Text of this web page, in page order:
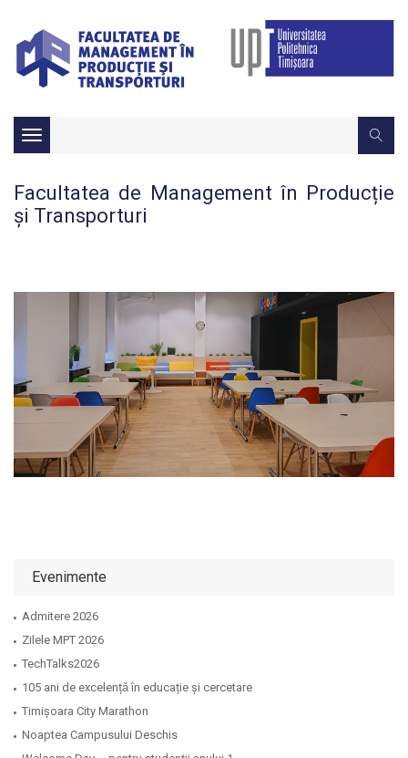
Toggle
navigation
Facultatea de Management în Producție
și Transporturi
Evenimente
Admitere 2026
Zilele MPT 2026
TechTalks2026
105 ani de excelențǎ în educație și cercetare
Timișoara City Marathon
Noaptea Campusului Deschis